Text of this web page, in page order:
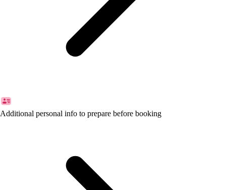
pengunjung adalah toiletnya yang tersebar di banyak titik dan mushola
Rasakan nikmatnya hidangan lezat dan serunya wahana permainan di
The Parlor Hills, dengan membeli tiketnya lewat Goers!
Additional personal info to prepare before booking